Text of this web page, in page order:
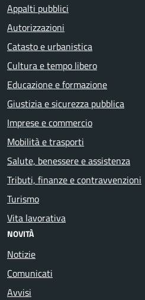
Appalti pubblici
Autorizzazioni
Catasto e urbanistica
Cultura e tempo libero
Educazione e formazione
Giustizia e sicurezza pubblica
Imprese e commercio
Mobilità e trasporti
Salute, benessere e assistenza
Tributi, finanze e contravvenzioni
Turismo
Vita lavorativa
NOVITÀ
Notizie
Comunicati
Avvisi